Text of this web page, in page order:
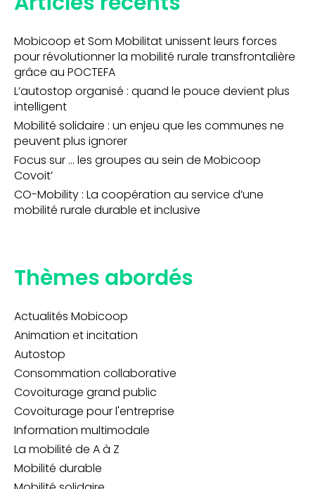
Mobicoop et Som Mobilitat unissent leurs forces
pour révolutionner la mobilité rurale transfrontalière
grâce au POCTEFA
L’autostop organisé : quand le pouce devient plus
intelligent
Mobilité solidaire : un enjeu que les communes ne
peuvent plus ignorer
Focus sur … les groupes au sein de Mobicoop
Covoit’
CO-Mobility : La coopération au service d’une
mobilité rurale durable et inclusive
Thèmes abordés
Actualités Mobicoop
Animation et incitation
Autostop
Consommation collaborative
Covoiturage grand public
Covoiturage pour l'entreprise
Information multimodale
La mobilité de A à Z
Mobilité durable